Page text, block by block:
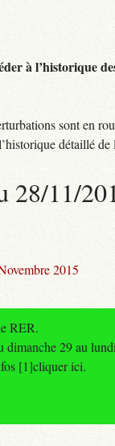
à l’historique
sont en
détaillé de
28/11/
2015
RER.
dimanche 29 au
[1]cliquer ici.